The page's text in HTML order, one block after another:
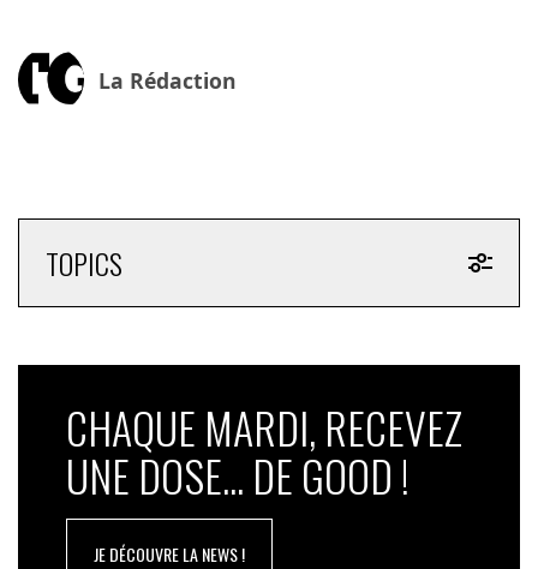
La Rédaction
TOPICS
CHAQUE MARDI, RECEVEZ
UNE DOSE... DE GOOD !
JE DÉCOUVRE LA NEWS !